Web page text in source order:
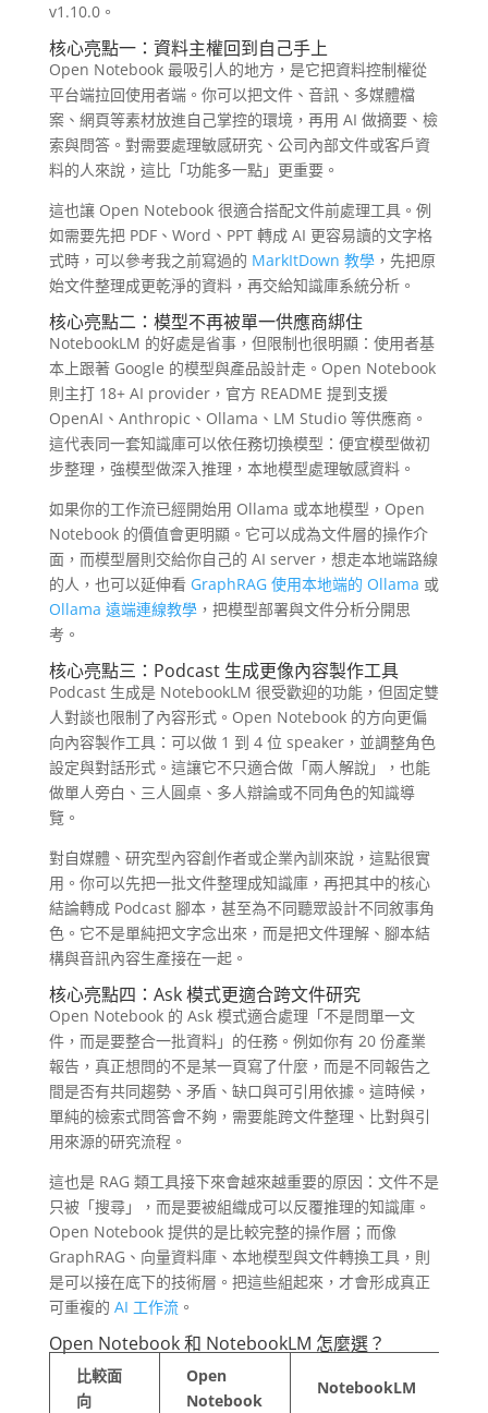
v1.10.0。
核心亮點一：資料主權回到自己手上
Open Notebook 最吸引人的地方，是它把資料控制權從
平台端拉回使用者端。你可以把文件、音訊、多媒體檔
案、網頁等素材放進自己掌控的環境，再用 AI 做摘要、檢
索與問答。對需要處理敏感研究、公司內部文件或客戶資
料的人來說，這比「功能多一點」更重要。
這也讓 Open Notebook 很適合搭配文件前處理工具。例
如需要先把 PDF、Word、PPT 轉成 AI 更容易讀的文字格
式時，可以參考我之前寫過的 MarkItDown 教學，先把原
始文件整理成更乾淨的資料，再交給知識庫系統分析。
核心亮點二：模型不再被單一供應商綁住
NotebookLM 的好處是省事，但限制也很明顯：使用者基
本上跟著 Google 的模型與產品設計走。Open Notebook
則主打 18+ AI provider，官方 README 提到支援
OpenAI、Anthropic、Ollama、LM Studio 等供應商。
這代表同一套知識庫可以依任務切換模型：便宜模型做初
步整理，強模型做深入推理，本地模型處理敏感資料。
如果你的工作流已經開始用 Ollama 或本地模型，Open
Notebook 的價值會更明顯。它可以成為文件層的操作介
面，而模型層則交給你自己的 AI server，想走本地端路線
的人，也可以延伸看 GraphRAG 使用本地端的 Ollama 或
Ollama 遠端連線教學，把模型部署與文件分析分開思
考。
核心亮點三：Podcast 生成更像內容製作工具
Podcast 生成是 NotebookLM 很受歡迎的功能，但固定雙
人對談也限制了內容形式。Open Notebook 的方向更偏
向內容製作工具：可以做 1 到 4 位 speaker，並調整角色
設定與對話形式。這讓它不只適合做「兩人解說」，也能
做單人旁白、三人圓桌、多人辯論或不同角色的知識導
覽。
對自媒體、研究型內容創作者或企業內訓來說，這點很實
用。你可以先把一批文件整理成知識庫，再把其中的核心
結論轉成 Podcast 腳本，甚至為不同聽眾設計不同敘事角
色。它不是單純把文字念出來，而是把文件理解、腳本結
構與音訊內容生產接在一起。
核心亮點四：Ask 模式更適合跨文件研究
Open Notebook 的 Ask 模式適合處理「不是問單一文
件，而是要整合一批資料」的任務。例如你有 20 份產業
報告，真正想問的不是某一頁寫了什麼，而是不同報告之
間是否有共同趨勢、矛盾、缺口與可引用依據。這時候，
單純的檢索式問答會不夠，需要能跨文件整理、比對與引
用來源的研究流程。
這也是 RAG 類工具接下來會越來越重要的原因：文件不是
只被「搜尋」，而是要被組織成可以反覆推理的知識庫。
Open Notebook 提供的是比較完整的操作層；而像
GraphRAG、向量資料庫、本地模型與文件轉換工具，則
是可以接在底下的技術層。把這些組起來，才會形成真正
可重複的 AI 工作流。
Open Notebook 和 NotebookLM 怎麼選？
比較面
向
Open
Notebook
NotebookLM